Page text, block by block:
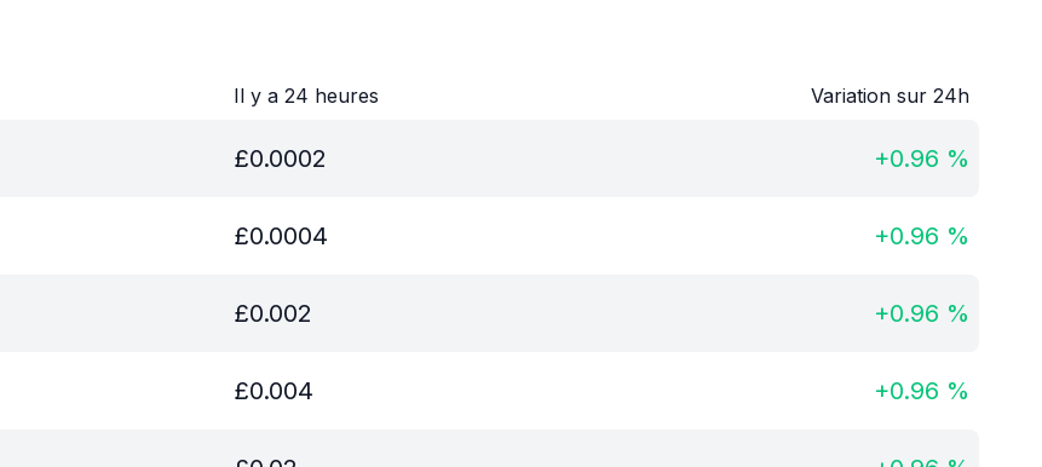
Il y a 24 heures Variation sur 24h
£0.0002 +0.96 %
£0.0004 +0.96 %
£0.002 +0.96 %
£0.004 +0.96 %